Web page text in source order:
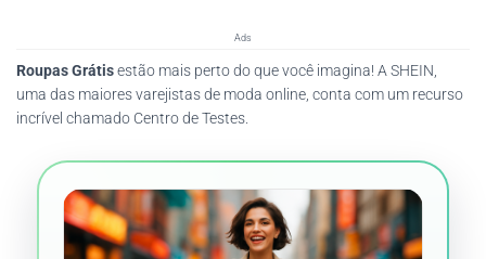
G
N
Ads
Roupas Grátisestão mais perto do que você imagina! A SHEIN,
uma das maiores varejistas de moda online, conta com um recurso
incrível chamado Centro de Testes.